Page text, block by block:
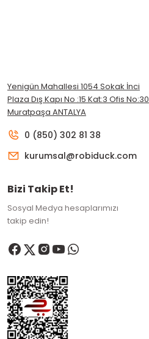
Yenigün Mahallesi 1054 Sokak İnci
Plaza Dış Kapı No :15 Kat:3 Ofis No:30
Muratpaşa ANTALYA
0 (850) 302 81 38
kurumsal@robiduck.com
Bizi Takip Et!
Sosyal Medya hesaplarımızı
takip edin!